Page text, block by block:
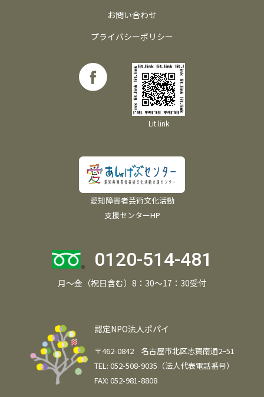
お問い合わせ
プライバシーポリシー
Lit.link
愛知障害者芸術文化活動
支援センターHP
0120-514-481
月～金（祝日含む）8：30～17：30受付
認定NPO法人ポパイ
〒462-0842 名古屋市北区志賀南通2−51
TEL: 052-508-9035（法人代表電話番号）
FAX: 052-981-8808